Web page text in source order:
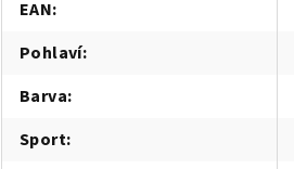
EAN:
Pohlaví:
Barva:
Sport: